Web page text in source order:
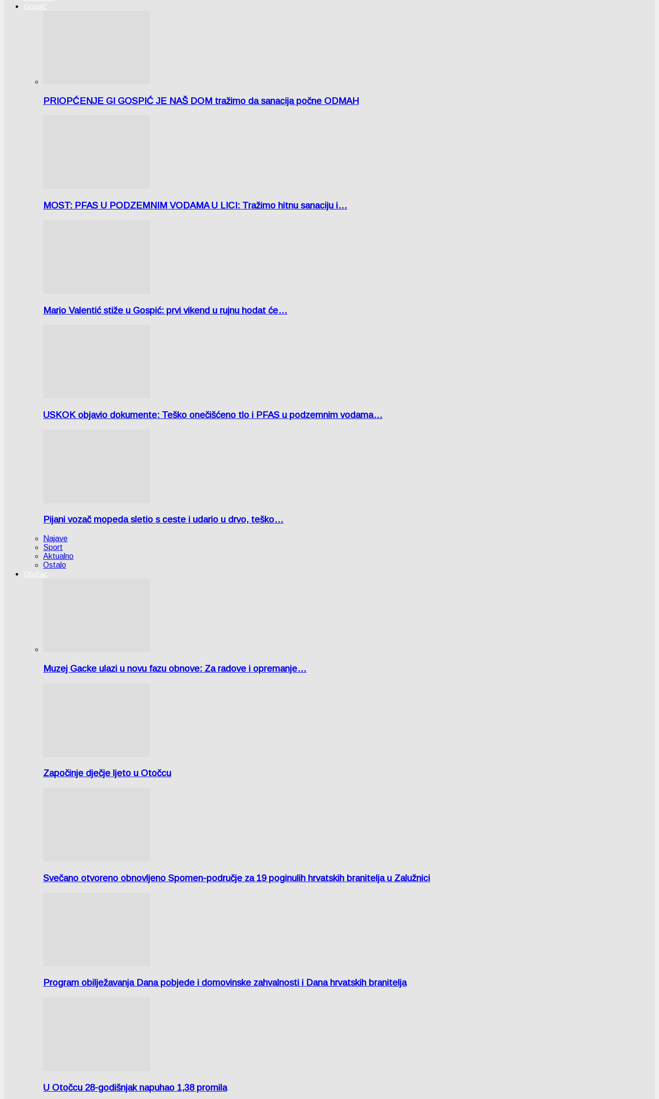
Gospić
PRIOPĆENJE GI GOSPIĆ JE NAŠ DOM tražimo da sanacija počne ODMAH
MOST: PFAS U PODZEMNIM VODAMA U LICI: Tražimo hitnu sanaciju i…
Mario Valentić stiže u Gospić: prvi vikend u rujnu hodat će…
USKOK objavio dokumente: Teško onečišćeno tlo i PFAS u podzemnim vodama…
Pijani vozač mopeda sletio s ceste i udario u drvo, teško…
Najave
Sport
Aktualno
Ostalo
Otočac
Muzej Gacke ulazi u novu fazu obnove: Za radove i opremanje…
Započinje dječje ljeto u Otočcu
Svečano otvoreno obnovljeno Spomen-područje za 19 poginulih hrvatskih branitelja u Zalužnici
Program obilježavanja Dana pobjede i domovinske zahvalnosti i Dana hrvatskih branitelja
U Otočcu 28-godišnjak napuhao 1,38 promila